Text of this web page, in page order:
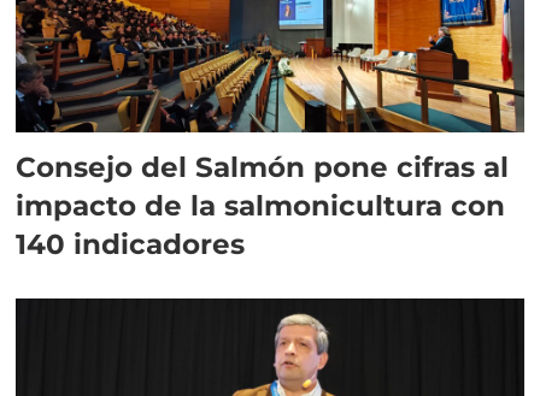
Consejo del Salmón pone cifras al
impacto de la salmonicultura con
140 indicadores